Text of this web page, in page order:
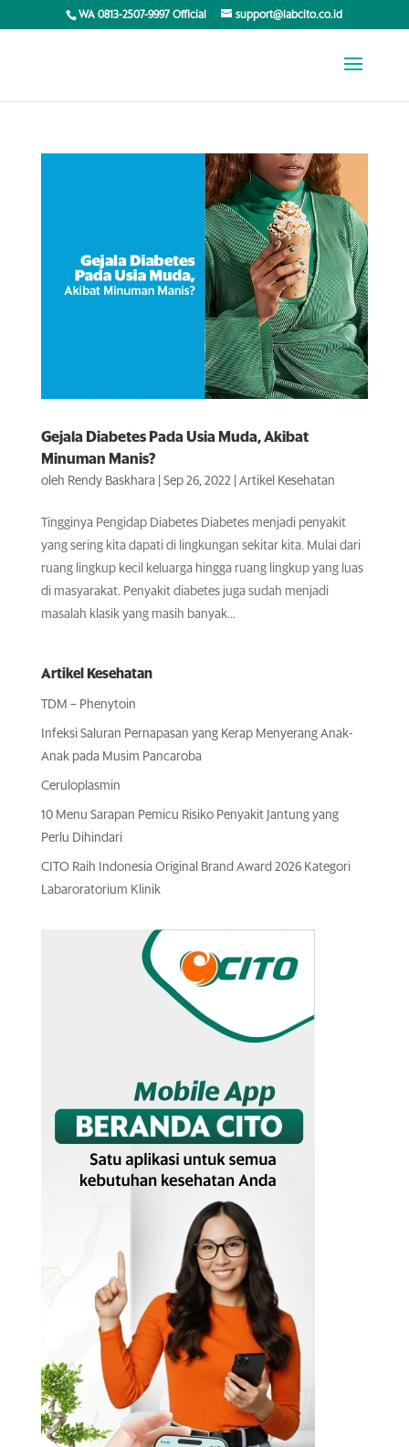
WA 0813-2507-9997 Official support@labcito.co.id
Gejala Diabetes Pada Usia Muda, Akibat
Minuman Manis?
oleh Rendy Baskhara| Sep 26, 2022 Artikel Kesehatan
Tingginya Pengidap Diabetes Diabetes menjadi penyakit
yang sering kita dapati di lingkungan sekitar kita. Mulai dari
ruang lingkup kecil keluarga hingga ruang lingkup yang luas
di masyarakat. Penyakit diabetes juga sudah menjadi
masalah klasik yang masih banyak...
Artikel Kesehatan
TDM – Phenytoin
Infeksi Saluran Pernapasan yang Kerap Menyerang Anak-
Anak pada Musim Pancaroba
Ceruloplasmin
10 Menu Sarapan Pemicu Risiko Penyakit Jantung yang
Perlu Dihindari
CITO Raih Indonesia Original Brand Award 2026 Kategori
Labaroratorium Klinik